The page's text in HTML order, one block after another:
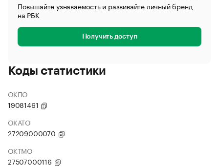
Повышайте узнаваемость и развивайте личный бренд
на РБК
Получить доступ
Коды статистики
ОКПО
19081461
ОКАТО
27209000070
ОКТМО
27507000116